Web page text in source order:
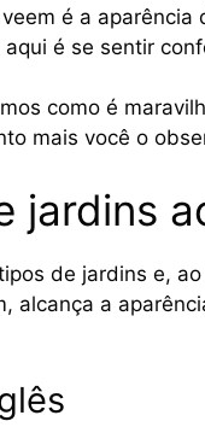
é a
é se sentir
como é
mais você o
jardins
de jardins e,
alcança a